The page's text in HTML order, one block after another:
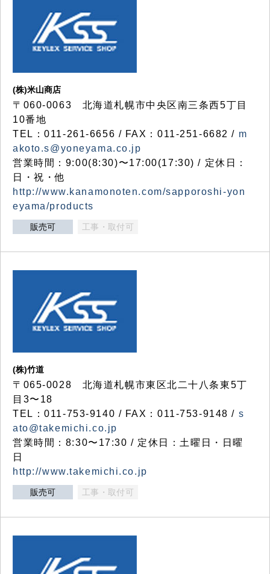
(株)米山商店
〒060-0063 北海道札幌市中央区南三条西5丁目
10番地
TEL：011-261-6656 / FAX：011-251-6682 / m
akoto.s@yoneyama.co.jp
営業時間：9:00(8:30)〜17:00(17:30) / 定休日：
日・祝・他
http://www.kanamonoten.com/sapporoshi-yon
eyama/products
販売可 工事・取付可
(株)竹道
〒065-0028 北海道札幌市東区北二十八条東5丁
目3〜18
TEL：011-753-9140 / FAX：011-753-9148 / s
ato@takemichi.co.jp
営業時間：8:30〜17:30 / 定休日：土曜日・日曜
日
http://www.takemichi.co.jp
販売可 工事・取付可